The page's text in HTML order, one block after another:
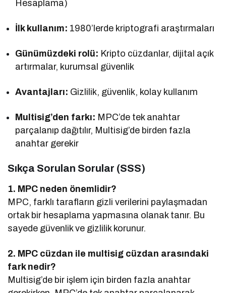
Hesaplama)
İlk kullanım: 1980’lerde kriptografi araştırmaları
Günümüzdeki rolü: Kripto cüzdanlar, dijital açık
artırmalar, kurumsal güvenlik
Avantajları: Gizlilik, güvenlik, kolay kullanım
Multisig’den farkı: MPC’de tek anahtar
parçalanıp dağıtılır, Multisig’de birden fazla
anahtar gerekir
Sıkça Sorulan Sorular (SSS)
1. MPC neden önemlidir?
MPC, farklı tarafların gizli verilerini paylaşmadan
ortak bir hesaplama yapmasına olanak tanır. Bu
sayede güvenlik ve gizlilik korunur.
2. MPC cüzdan ile multisig cüzdan arasındaki
fark nedir?
Multisig’de bir işlem için birden fazla anahtar